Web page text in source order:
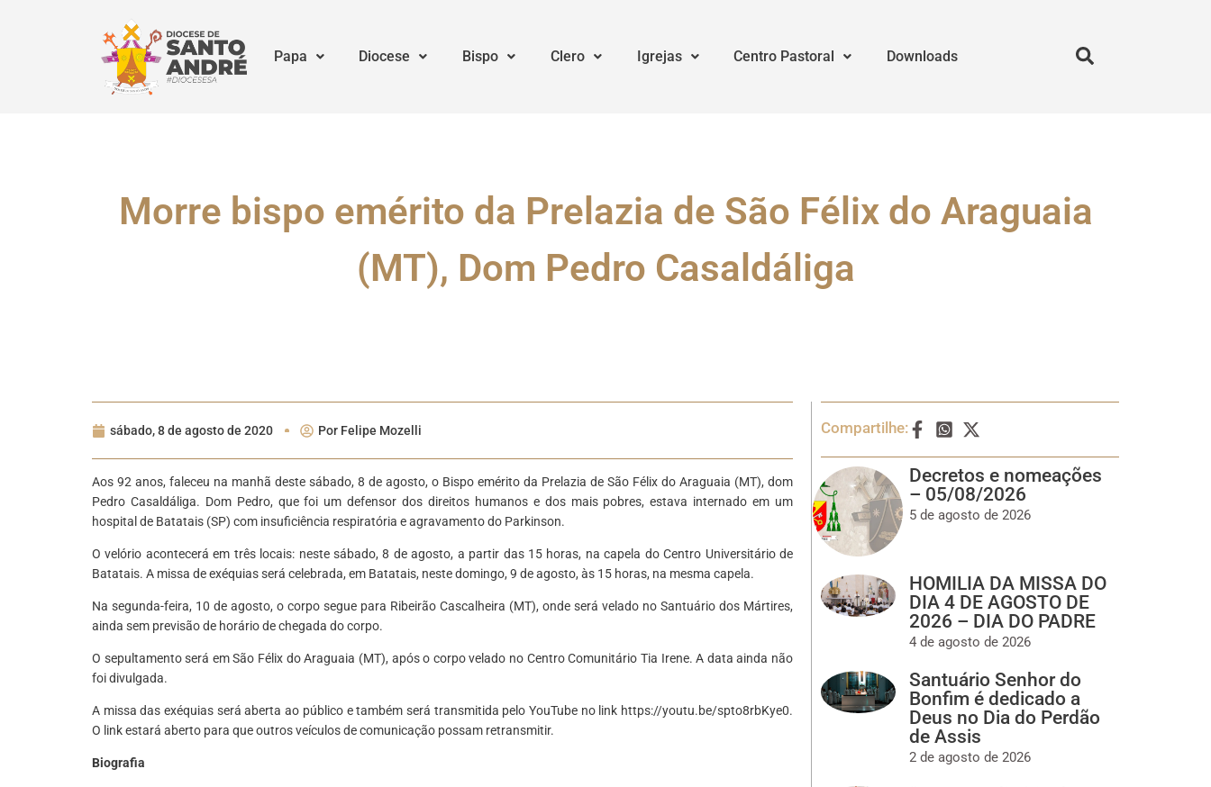
Papa Diocese Bispo Clero Igrejas Centro Pastoral Downloads
Morre bispo emérito da Prelazia de São Félix do Araguaia
(MT), Dom Pedro Casaldáliga
sábado, 8 de agosto de 2020 Por Felipe Mozelli
Aos 92 anos, faleceu na manhã deste sábado, 8 de agosto, o Bispo emérito da Prelazia de São Félix do Araguaia (MT), dom
Pedro Casaldáliga. Dom Pedro, que foi um defensor dos direitos humanos e dos mais pobres, estava internado em um
hospital de Batatais (SP) com insuficiência respiratória e agravamento do Parkinson.
O velório acontecerá em três locais: neste sábado, 8 de agosto, a partir das 15 horas, na capela do Centro Universitário de
Batatais. A missa de exéquias será celebrada, em Batatais, neste domingo, 9 de agosto, às 15 horas, na mesma capela.
Na segunda-feira, 10 de agosto, o corpo segue para Ribeirão Cascalheira (MT), onde será velado no Santuário dos Mártires,
ainda sem previsão de horário de chegada do corpo.
O sepultamento será em São Félix do Araguaia (MT), após o corpo velado no Centro Comunitário Tia Irene. A data ainda não
foi divulgada.
A missa das exéquias será aberta ao público e também será transmitida pelo YouTube no link https://youtu.be/spto8rbKye0.
O link estará aberto para que outros veículos de comunicação possam retransmitir.
Biografia
Compartilhe:
Decretos e nomeações
– 05/08/2026
5 de agosto de 2026
HOMILIA DA MISSA DO
DIA 4 DE AGOSTO DE
2026 – DIA DO PADRE
4 de agosto de 2026
Santuário Senhor do
Bonfim é dedicado a
Deus no Dia do Perdão
de Assis
2 de agosto de 2026